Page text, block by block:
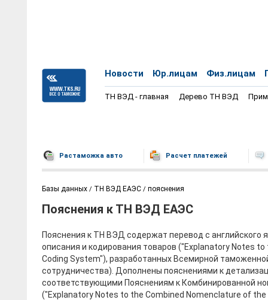
Новости Юр.лицам Физ.лицам
ТН ВЭД - главная Дерево ТН ВЭД
Растаможка авто Расчет платежей
Базы данных ТН ВЭД ЕАЭС пояснения
Пояснения к ТН ВЭД ЕАЭС
Пояснения к ТН ВЭД содержат перевод с английского
описания и кодирования товаров ("Explanatory Notes
Coding System"), разработанных Всемирной
сотрудничества). Дополнены пояснениями к
соответствующими Пояснениям к Комбинированной
("Explanatory Notes to the Combined Nomenclature of